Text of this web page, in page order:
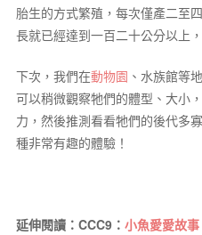
胎生的方式繁殖，每次僅產二至
長就已經達到一百二十公分以上
下次，我們在動物園 、水族館等
可以稍微觀察牠們的體型、大小
力，然後推測看看牠們的後代多
種非常有趣的體驗！
延伸閱讀：CCC9： 小魚愛愛故事